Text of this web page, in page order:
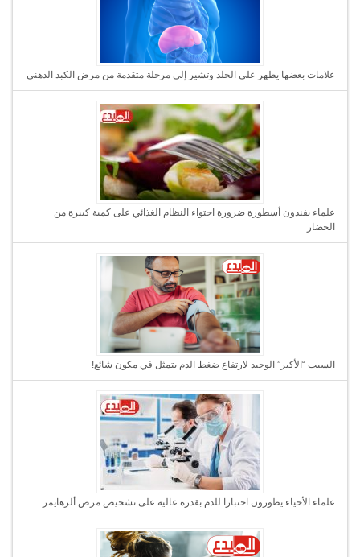
علامات بعضها يظهر على الجلد وتشير إلى مرحلة متقدمة من مرض الكبد الدهني
علماء يفندون أسطورة ضرورة احتواء النظام الغذائي على كمية كبيرة من
الخضار
السبب “الأكبر” الوحيد لارتفاع ضغط الدم يتمثل في مكون شائع!
علماء الأحياء يطورون اختبارا للدم بقدرة عالية على تشخيص مرض ألزهايمر